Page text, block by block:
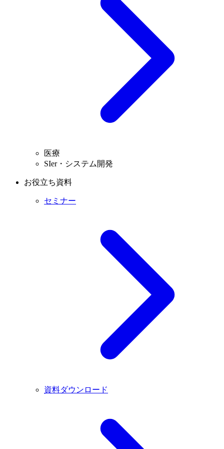
医療
SIer・システム開発
お役立ち資料
セミナー
資料ダウンロード